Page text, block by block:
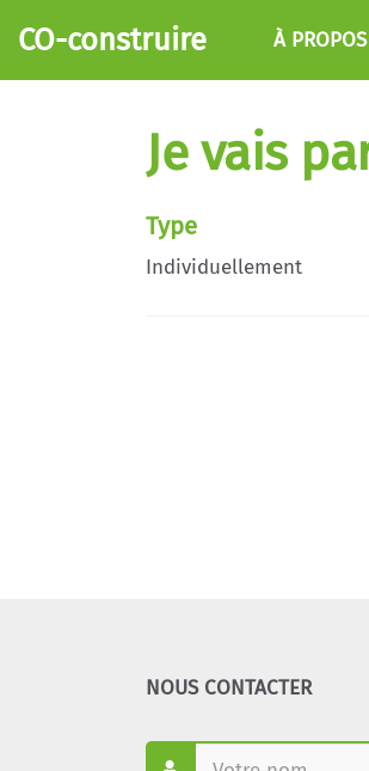
Aller au contenu principal
CO-construire À PROPOS
Je vais
Type
Individuellement
NOUS CONTACTER